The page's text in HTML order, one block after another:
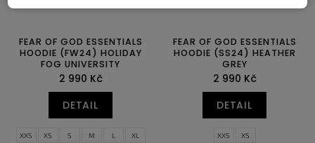
FEAR OF GOD ESSENTIALS
HOODIE (FW24) HOLIDAY
FOG UNIVERSITY
2 990 Kč
DETAIL
XXS XS S M L
XL
FEAR OF GOD ESSENTIALS
HOODIE (SS24) HEATHER
GREY
2 990 Kč
DETAIL
XXS XS